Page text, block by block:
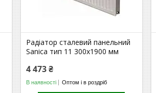
Радіатор сталевий панельний
Sanica тип 11 300х1900 мм
4 473 ₴
В наявності Оптом і в роздріб